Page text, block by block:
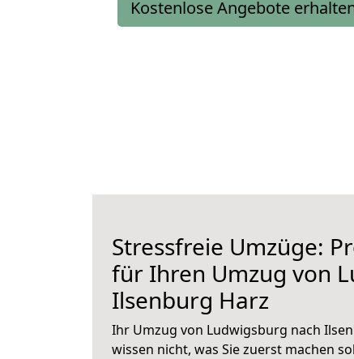
Kostenlose Angebote
Stressfreie Umzüge:
für Ihren Umzug von
Ilsenburg Harz
Ihr Umzug von Ludwigsburg nach
wissen nicht, was Sie zuerst machen